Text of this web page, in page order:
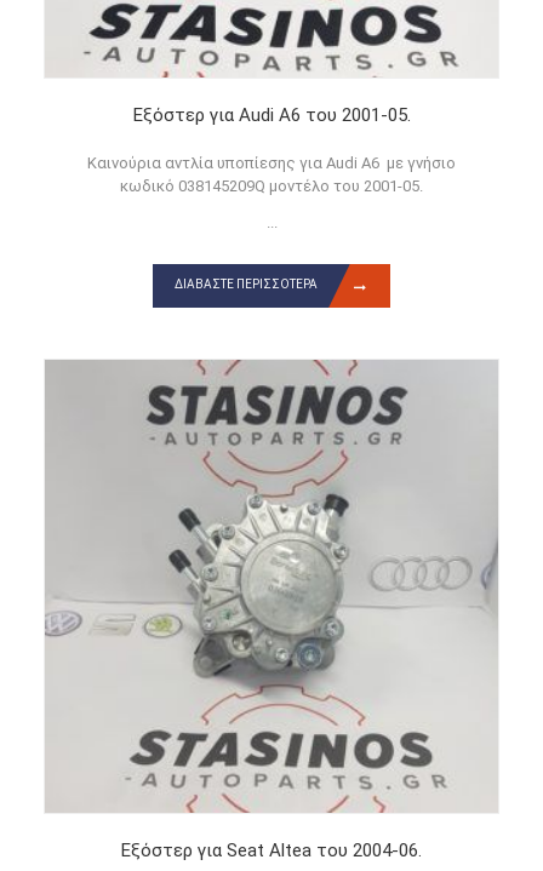
Εξόστερ για Audi A6 του 2001-05.
Καινούρια αντλία υποπίεσης για Audi A6 με γνήσιο
κωδικό 038145209Q μοντέλο του 2001-05.
ΔΙΑΒΆΣΤΕ ΠΕΡΙΣΣΌΤΕΡΑ
Εξόστερ για Seat Altea του 2004-06.